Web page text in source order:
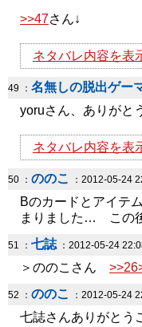
>>47さん↓
ネタバレ内容を表
49 ： 名無しの脱出ゲー
yoruさん、ありがと
ネタバレ内容を表
50 ： ののこ ：2012-05-24
Bのカードとアイテ
まりました… この
51 ： 七誌：2012-05-24
＞ののこさん >>26
52 ： ののこ ：2012-05-24
七誌さんありがとう